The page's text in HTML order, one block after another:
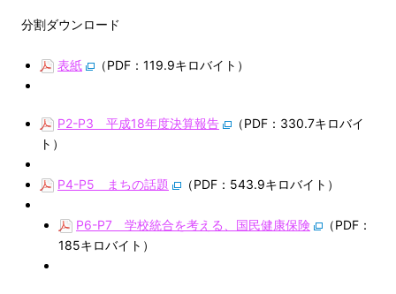
分割ダウンロード
表紙 （PDF：119.9キロバイト）
P2-P3 平成18年度決算報告
（PDF：330.7キロバイ
ト）
P4-P5 まちの話題 （PDF：543.9キロバイト）
P6-P7 学校統合を考える、国民健康保険
（PDF：
185キロバイト）